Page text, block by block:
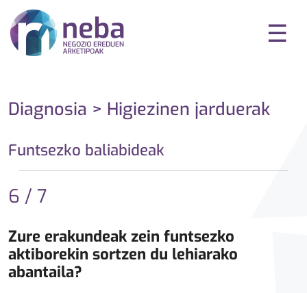
☰
Diagnosia > Higiezinen jarduerak
Funtsezko baliabideak
6 / 7
Zure erakundeak zein funtsezko
aktiborekin sortzen du lehiarako
abantaila?